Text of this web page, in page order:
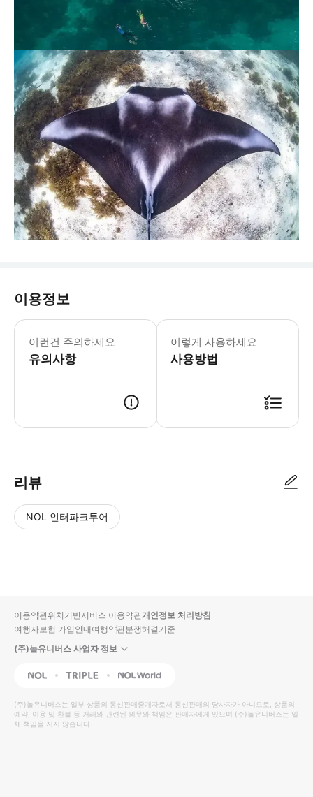
이용정보
이런건 주의하세요
유의사항
이렇게 사용하세요
사용방법
리뷰
NOL 인터파크투어
입니
다.
높
은
순
동
영
상
순
상
이용약관위치기반서비스 이용약관개인정보 처리방침
여행자보험 가입안내여행약관분쟁해결기준
(주)놀유니버스 사업자 정보
NOL Triple Interpark Global
(주)놀유니버스는 일부 상품의 통신판매중개자로서 통신판매의 당사자가 아니므로, 상품의
예약, 이용 및 환불 등 거래와 관련된 의무와 책임은 판매자에게 있으며 (주)놀유니버스는 일
체 책임을 지지 않습니다.